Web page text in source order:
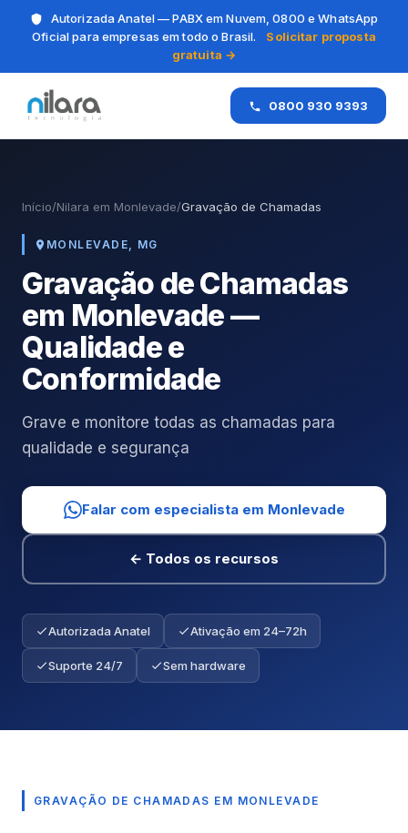
Autorizada Anatel — PABX em Nuvem, 0800 e WhatsApp
Oficial para empresas em todo o Brasil.
Solicitar proposta
gratuita →
0800 930 9393
Início/Nilara em Monlevade/Gravação de Chamadas
MONLEVADE, MG
Gravação de Chamadas
em Monlevade —
Qualidade e
Conformidade
Grave e monitore todas as chamadas para
qualidade e segurança
Falar com especialista em Monlevade
← Todos os recursos
Autorizada Anatel Ativação em 24–72h
Suporte 24/7 Sem hardware
GRAVAÇÃO DE CHAMADAS EM MONLEVADE